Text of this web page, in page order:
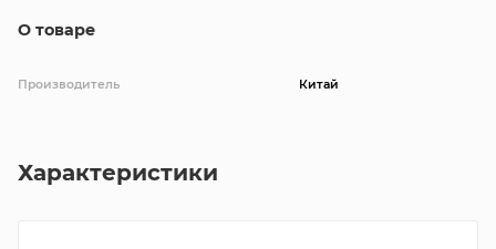
О товаре
Производитель Китай
Характеристики